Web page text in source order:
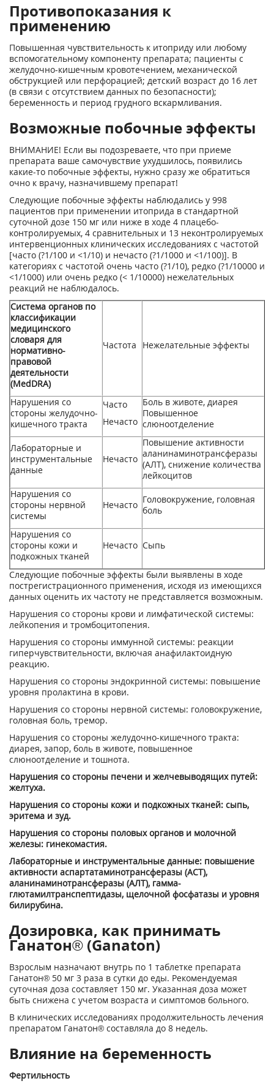
Противопоказания к
применению
Повышенная чувствительность к итоприду или любому
вспомогательному компоненту препарата; пациенты с
желудочно-кишечным кровотечением, механической
обструкцией или перфорацией; детский возраст до 16 лет
(в связи с отсутствием данных по безопасности);
беременность и период грудного вскармливания.
Возможные побочные эффекты
ВНИМАНИЕ! Если вы подозреваете, что при приеме
препарата ваше самочувствие ухудшилось, появились
какие-то побочные эффекты, нужно сразу же обратиться
очно к врачу, назначившему препарат!
Следующие побочные эффекты наблюдались у 998
пациентов при применении итоприда в стандартной
суточной дозе 150 мг или ниже в ходе 4 плацебо-
контролируемых, 4 сравнительных и 13 неконтролируемых
интервенционных клинических исследованиях с частотой
[часто (?1/100 и <1/10) и нечасто (?1/1000 и <1/100)]. В
категориях с частотой очень часто (?1/10), редко (?1/10000 и
<1/1000) или очень редко (< 1/10000) нежелательных
реакций не наблюдалось.
Система органов по
классификации
медицинского
словаря для
нормативно-
правовой
деятельности
(MedDRA)
Частота Нежелательные эффекты
Нарушения со
стороны желудочно-
кишечного тракта
Часто
Нечасто
Боль в животе, диарея
Повышенное
слюноотделение
Лабораторные и
инструментальные
данные
Нечасто
Повышение активности
аланинаминотрансферазы
(АЛТ), снижение количества
лейкоцитов
Нарушения со
стороны нервной
системы
Нечасто Головокружение, головная
боль
Нарушения со
стороны кожи и
подкожных тканей
Нечасто Сыпь
Следующие побочные эффекты были выявлены в ходе
пострегистрационного применения, исходя из имеющихся
данных оценить их частоту не представляется возможным.
Нарушения со стороны крови и лимфатической системы:
лейкопения и тромбоцитопения.
Нарушения со стороны иммунной системы: реакции
гиперчувствительности, включая анафилактоидную
реакцию.
Нарушения со стороны эндокринной системы: повышение
уровня пролактина в крови.
Нарушения со стороны нервной системы: головокружение,
головная боль, тремор.
Нарушения со стороны желудочно-кишечного тракта:
диарея, запор, боль в животе, повышенное
слюноотделение и тошнота.
Нарушения со стороны печени и желчевыводящих путей:
желтуха.
Нарушения со стороны кожи и подкожных тканей: сыпь,
эритема и зуд.
Нарушения со стороны половых органов и молочной
железы: гинекомастия.
Лабораторные и инструментальные данные: повышение
активности аспартатаминотрансферазы (ACT),
аланинаминотрансферазы (АЛТ), гамма-
глютамилтранспептидазы, щелочной фосфатазы и уровня
билирубина.
Дозировка, как принимать
Ганатон® (Ganaton)
Взрослым назначают внутрь по 1 таблетке препарата
Ганатон® 50 мг 3 раза в сутки до еды. Рекомендуемая
суточная доза составляет 150 мг. Указанная доза может
быть снижена с учетом возраста и симптомов больного.
В клинических исследованиях продолжительность лечения
препаратом Ганатон® составляла до 8 недель.
Влияние на беременность
Фертильность